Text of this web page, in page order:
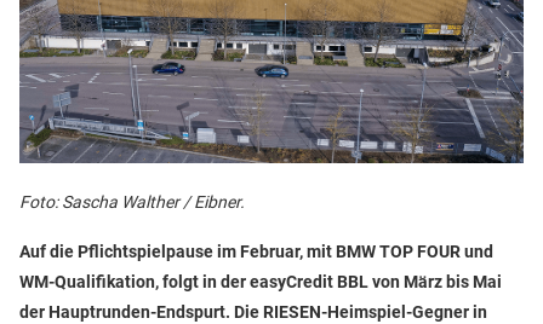
Foto: Sascha Walther / Eibner.
Auf die Pflichtspielpause im Februar, mit BMW TOP FOUR und
WM-Qualifikation, folgt in der easyCredit BBL von März bis Mai
der Hauptrunden-Endspurt. Die RIESEN-Heimspiel-Gegner in